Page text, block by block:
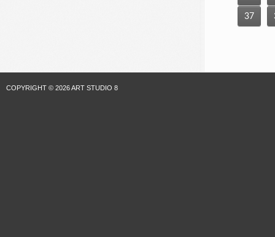
37
COPYRIGHT © 2026 ART STUDIO 8